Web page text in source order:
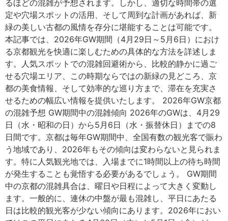
るほどの混雑が予想されます。しかし、適切な時間帯の選
定や穴場スポットの活用、そして周到な計画があれば、新
緑の美しい古都の風情を存分に堪能することは可能です。
本記事では、2026年GW期間（4月29日～5月6日）におけ
る京都観光を快適に楽しむための具体的な方法を詳述しま
す。人気スポットでの混雑回避術から、比較的静かに過ご
せる穴場エリア、この時期ならではの新緑の見どころ、京
都の美食情報、そして効率的な巡り方まで、滞在を充実さ
せるための幅広い情報を提供いたします。 2026年GW京都
の混雑予想 GW期間中の混雑傾向 2026年のGWは、4月29
日（水・昭和の日）から5月6日（水・振替休日）までの8
日間です。京都は毎年GW期間中、全国有数の観光客で賑わ
う地域であり、2026年もその傾向は変わらないと見られま
す。特に人気観光地では、入場までに1時間以上の待ち時間
が発生することも覚悟する必要があるでしょう。 GW期間
中の京都の混雑具合は、曜日や日程によって大きく変動し
ます。一般的に、連休の中盤が最も混雑し、平日にあたる
日は比較的観光客が少ない傾向にあります。2026年におい